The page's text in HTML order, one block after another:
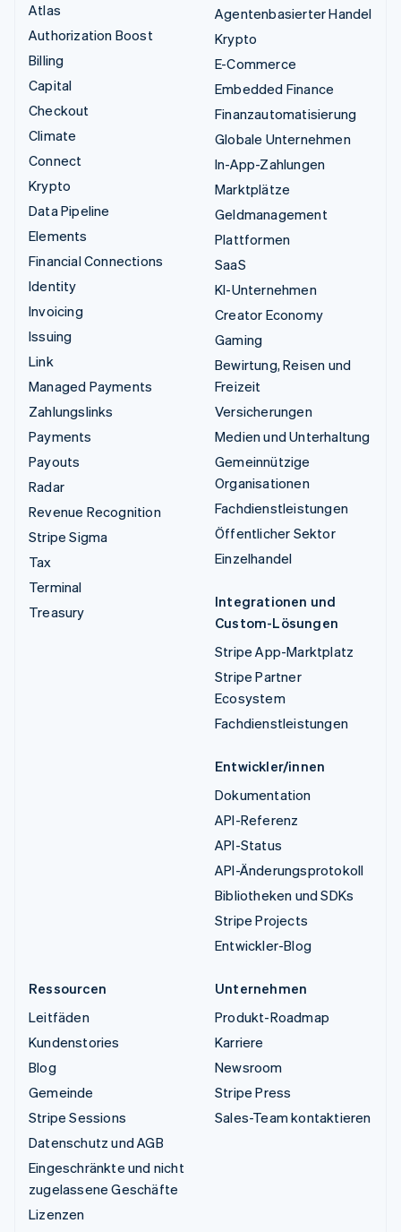
Atlas
Authorization Boost
Billing
Capital
Checkout
Climate
Connect
Krypto
Data Pipeline
Elements
Financial Connections
Identity
Invoicing
Issuing
Link
Managed Payments
Zahlungslinks
Payments
Payouts
Radar
Revenue Recognition
Stripe Sigma
Tax
Terminal
Treasury
Agentenbasierter Handel
Krypto
E-Commerce
Embedded Finance
Finanzautomatisierung
Globale Unternehmen
In-App-Zahlungen
Marktplätze
Geldmanagement
Plattformen
SaaS
KI-Unternehmen
Creator Economy
Gaming
Bewirtung, Reisen und
Freizeit
Versicherungen
Medien und Unterhaltung
Gemeinnützige
Organisationen
Fachdienstleistungen
Öffentlicher Sektor
Einzelhandel
Integrationen und
Custom-Lösungen
Stripe App-Marktplatz
Stripe Partner
Ecosystem
Fachdienstleistungen
Entwickler/innen
Dokumentation
API-Referenz
API-Status
API-Änderungsprotokoll
Bibliotheken und SDKs
Stripe Projects
Entwickler-Blog
Ressourcen
Leitfäden
Kundenstories
Blog
Gemeinde
Stripe Sessions
Datenschutz und AGB
Eingeschränkte und nicht
zugelassene Geschäfte
Lizenzen
Unternehmen
Produkt-Roadmap
Karriere
Newsroom
Stripe Press
Sales-Team kontaktieren